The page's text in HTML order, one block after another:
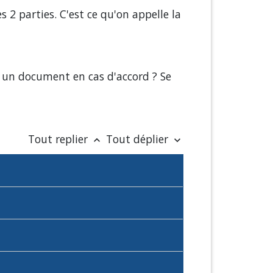
2 parties. C'est ce qu'on appelle la
document en cas d'accord ? Se
Tout replier keyboard_arrow_up Tout déplier keyboard_arrow_down